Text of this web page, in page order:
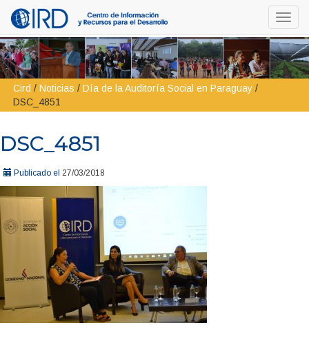
Cird / Noticias / Día de la Auditoría Social en Paraguay /
DSC_4851
DSC_4851
Publicado el 27/03/2018